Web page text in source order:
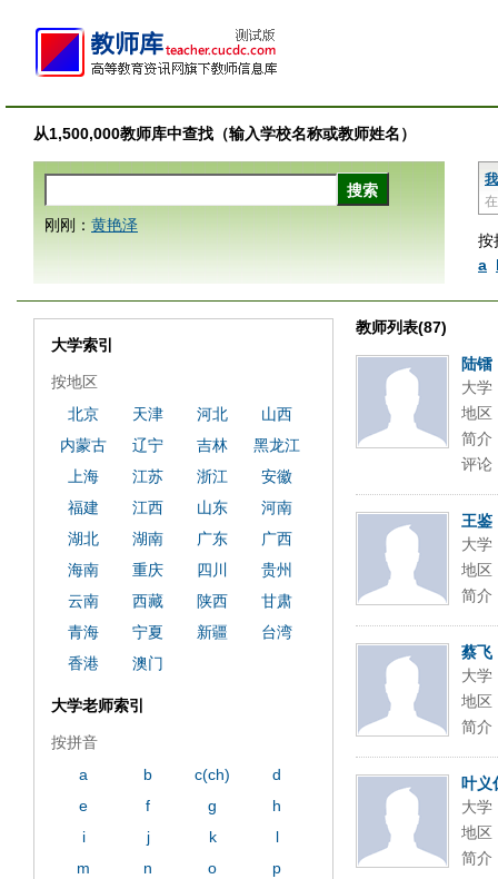
从1,500,000教师库中查找（输入学校名称或教师姓名）
按
a
刚刚： 黄艳泽
教师列表(87)
陆镭
大学
地区
简介
评论
王鉴
大学
地区
简介
蔡飞
大学
地区
简介
叶义
大学
地区
简介
大学索引
按地区
北京
天津 河北
山西
内蒙古
辽宁 吉林
黑龙江
上海
江苏 浙江
安徽
福建
江西 山东
河南
湖北
湖南 广东
广西
海南
重庆 四川
贵州
云南
西藏 陕西
甘肃
青海
宁夏 新疆
台湾
香港
澳门
大学老师索引
按拼音
a
b c(ch)
d
e
f g
h
i
j k
l
m
n o
p